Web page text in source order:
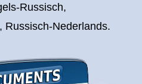
Russisch,
Russisch-Nederlands.